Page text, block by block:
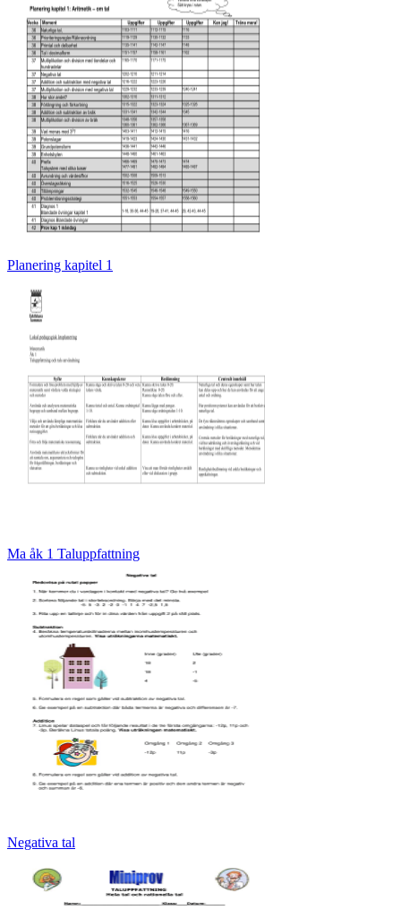
Planering kapitel 1
Ma åk 1 Taluppfattning
Negativa tal